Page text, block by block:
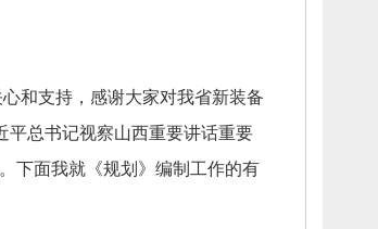
和支持， 感谢大家对我省新装备
平总书记视察山西重要讲话重要
下面我就《规划》编制工作的有